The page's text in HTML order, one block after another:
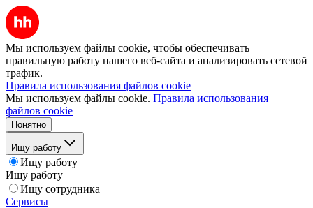
Мы используем файлы cookie, чтобы обеспечивать
правильную работу нашего веб-сайта и анализировать сетевой
трафик.
Правила использования файлов cookie
Мы используем файлы cookie. Правила использования
файлов cookie
Понятно
Ищу работу
Ищу работу
Ищу работу
Ищу сотрудника
Сервисы